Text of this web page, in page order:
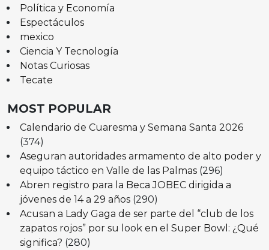
Política y Economía
Espectáculos
mexico
Ciencia Y Tecnología
Notas Curiosas
Tecate
MOST POPULAR
Calendario de Cuaresma y Semana Santa 2026
(374)
Aseguran autoridades armamento de alto poder y
equipo táctico en Valle de las Palmas (296)
Abren registro para la Beca JOBEC dirigida a
jóvenes de 14 a 29 años (290)
Acusan a Lady Gaga de ser parte del “club de los
zapatos rojos” por su look en el Super Bowl: ¿Qué
significa? (280)